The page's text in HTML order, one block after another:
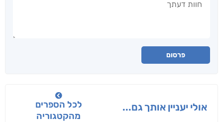
פרסום
אולי יעניין אותך גם...
לכל הספרים
מהקטגוריה